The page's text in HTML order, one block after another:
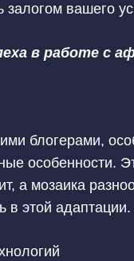
вашего
в работе с
блогерами,
особенности.
а мозаика
в этой адаптации.